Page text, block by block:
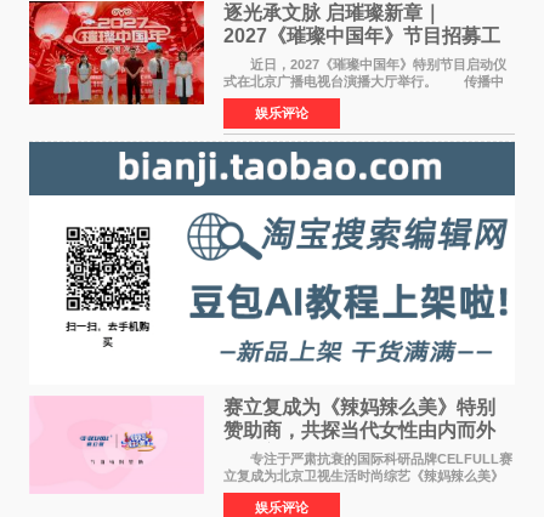
逐光承文脉 启璀璨新章｜
2027《璀璨中国年》节目招募工
作圆满启动
近日，2027《璀璨中国年》特别节目启动仪
式在北京广播电视台演播大厅举行。 传播中
华优秀传统文化，弘扬纯正国风艺术，打造高规
格、高质感、正能量的文艺盛典，是璀璨中国年
矢志不渝的初心
娱乐评论
赛立复成为《辣妈辣么美》特别
赞助商，共探当代女性由内而外
活力美
专注于严肃抗衰的国际科研品牌CELFULL赛
立复成为北京卫视生活时尚综艺《辣妈辣么美》
的特别赞助商,明星辣妈袁咏仪倾情参与，向广大
都市女性传递健康生活新主张，寄语当代女性在
娱乐评论